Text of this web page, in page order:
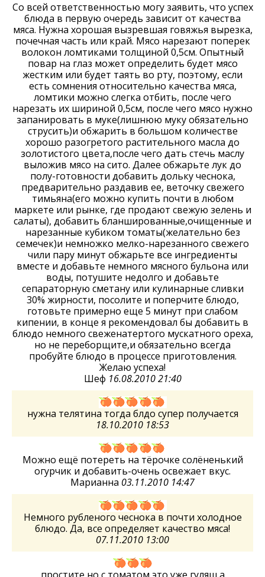
Со всей ответственностью могу заявить, что успех
блюда в первую очередь зависит от качества
мяса. Нужна хорошая вызревшая говяжья вырезка,
почечная часть или край. Мясо нарезают поперек
волокон ломтиками толщиной 0,5см. Опытный
повар на глаз может определить будет мясо
жестким или будет таять во рту, поэтому, если
есть сомнения относительно качества мяса,
ломтики можно слегка отбить, после чего
нарезать их шириной 0,5см, после чего мясо нужно
запанировать в муке(лишнюю муку обязательно
струсить)и обжарить в большом количестве
хорошо разогретого растительного масла до
золотистого цвета,после чего дать стечь маслу
выложив мясо на сито. Далее обжарьте лук до
полу-готовности добавить дольку чеснока,
предварительно раздавив ее, веточку свежего
тимьяна(его можно купить почти в любом
маркете или рынке, где продают свежую зелень и
салаты), добавить бланшированные,очищенные и
нарезанные кубиком томаты(желательно без
семечек)и немножко мелко-нарезанного свежего
чили пару минут обжарьте все ингредиенты
вместе и добавьте немного мясного бульона или
воды, потушите недолго и добавьте
сепараторную сметану или кулинарные сливки
30% жирности, посолите и поперчите блюдо,
готовьте примерно еще 5 минут при слабом
кипении, в конце я рекомендовал бы добавить в
блюдо немного свеженатертого мускатного ореха,
но не переборщите,и обязательно всегда
пробуйте блюдо в процессе приготовления.
Желаю успеха!
Шеф 16.08.2010 21:40
нужна телятина тогда блдо супер получается
18.10.2010 18:53
Можно ещё потереть на тёрочке солёненький
огурчик и добавить-очень освежает вкус.
Марианна 03.11.2010 14:47
Немного рубленого чеснока в почти холодное
блюдо. Да, все определяет качество мяса!
07.11.2010 13:00